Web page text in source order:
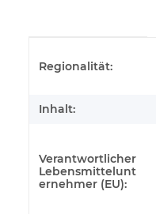
Regionalität:
Inhalt:
Verantwortlicher
Lebensmittelunt
ernehmer (EU):